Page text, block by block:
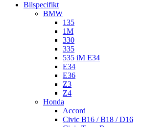
Bilspecifikt
BMW
135
1M
330
335
535 iM E34
E34
E36
Z3
Z4
Honda
Accord
Civic B16 / B18 / D16